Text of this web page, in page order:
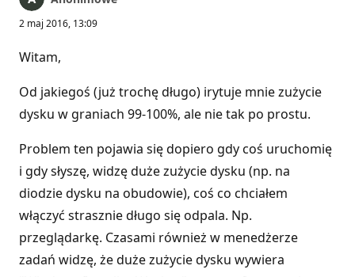
2 maj 2016, 13:09
Witam,
Od jakiegoś (już trochę długo) irytuje mnie zużycie
dysku w graniach 99-100%, ale nie tak po prostu.
Problem ten pojawia się dopiero gdy coś uruchomię
i gdy słyszę, widzę duże zużycie dysku (np. na
diodzie dysku na obudowie), coś co chciałem
włączyć strasznie długo się odpala. Np.
przeglądarkę. Czasami również w menedżerze
zadań widzę, że duże zużycie dysku wywiera